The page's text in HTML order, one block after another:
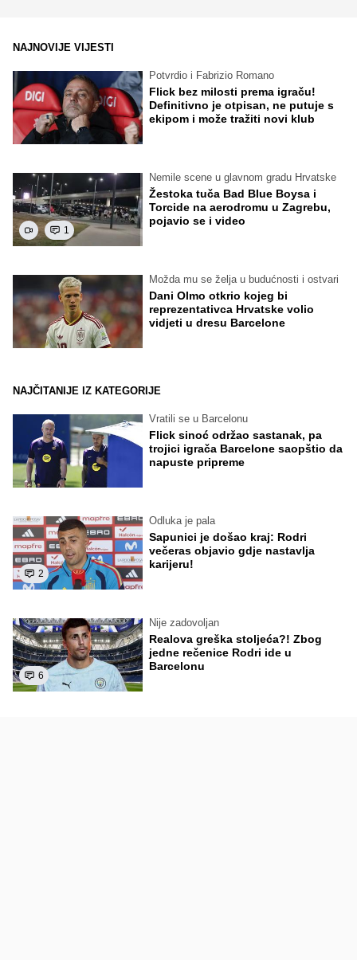
NAJNOVIJE VIJESTI
Potvrdio i Fabrizio Romano
Flick bez milosti prema igraču!
Definitivno je otpisan, ne putuje s
ekipom i može tražiti novi klub
1
Nemile scene u glavnom gradu Hrvatske
Žestoka tuča Bad Blue Boysa i
Torcide na aerodromu u Zagrebu,
pojavio se i video
Možda mu se želja u budućnosti i ostvari
Dani Olmo otkrio kojeg bi
reprezentativca Hrvatske volio
vidjeti u dresu Barcelone
NAJČITANIJE IZ KATEGORIJE
Vratili se u Barcelonu
Flick sinoć održao sastanak, pa
trojici igrača Barcelone saopštio da
napuste pripreme
2
Odluka je pala
Sapunici je došao kraj: Rodri
večeras objavio gdje nastavlja
karijeru!
6
Nije zadovoljan
Realova greška stoljeća?! Zbog
jedne rečenice Rodri ide u
Barcelonu